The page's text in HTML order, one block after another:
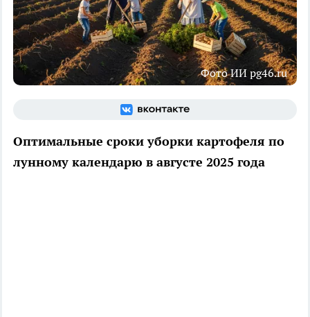
Фото ИИ pg46.ru
Оптимальные сроки уборки картофеля по
лунному календарю в августе 2025 года